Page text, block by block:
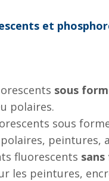
et
sous
polaires.
sous
peintures,
fluorescents
les peintures,